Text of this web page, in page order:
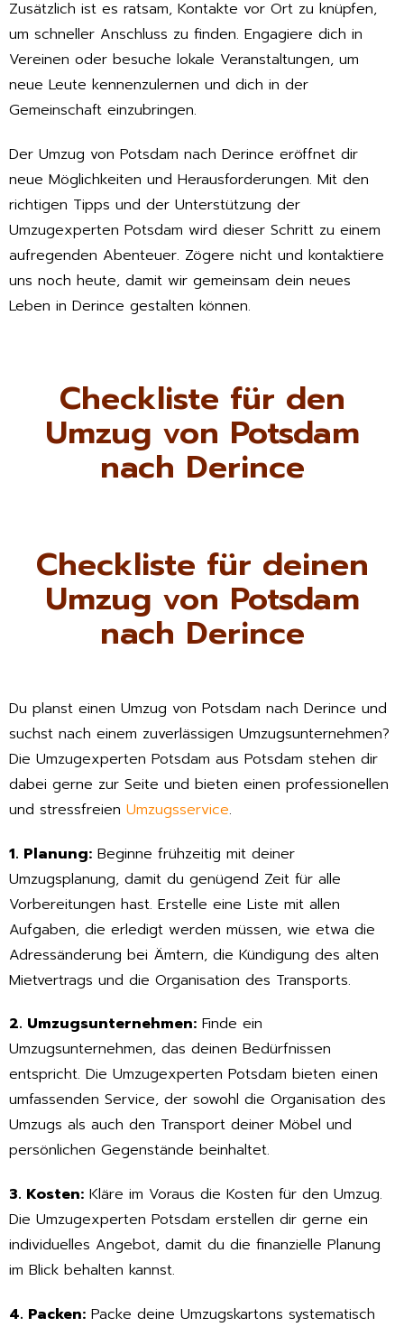
Zusätzlich ist es ratsam, Kontakte vor Ort zu knüpfen,
um schneller Anschluss zu finden. Engagiere dich in
Vereinen oder besuche lokale Veranstaltungen, um
neue Leute kennenzulernen und dich in der
Gemeinschaft einzubringen.
Der Umzug von Potsdam nach Derince eröffnet dir
neue Möglichkeiten und Herausforderungen. Mit den
richtigen Tipps und der Unterstützung der
Umzugexperten Potsdam wird dieser Schritt zu einem
aufregenden Abenteuer. Zögere nicht und kontaktiere
uns noch heute, damit wir gemeinsam dein neues
Leben in Derince gestalten können.
Checkliste für den
Umzug von Potsdam
nach Derince
Checkliste für deinen
Umzug von Potsdam
nach Derince
Du planst einen Umzug von Potsdam nach Derince und
suchst nach einem zuverlässigen Umzugsunternehmen?
Die Umzugexperten Potsdam aus Potsdam stehen dir
dabei gerne zur Seite und bieten einen professionellen
und stressfreien Umzugsservice.
1. Planung: Beginne frühzeitig mit deiner
Umzugsplanung, damit du genügend Zeit für alle
Vorbereitungen hast. Erstelle eine Liste mit allen
Aufgaben, die erledigt werden müssen, wie etwa die
Adressänderung bei Ämtern, die Kündigung des alten
Mietvertrags und die Organisation des Transports.
2. Umzugsunternehmen: Finde ein
Umzugsunternehmen, das deinen Bedürfnissen
entspricht. Die Umzugexperten Potsdam bieten einen
umfassenden Service, der sowohl die Organisation des
Umzugs als auch den Transport deiner Möbel und
persönlichen Gegenstände beinhaltet.
3. Kosten: Kläre im Voraus die Kosten für den Umzug.
Die Umzugexperten Potsdam erstellen dir gerne ein
individuelles Angebot, damit du die finanzielle Planung
im Blick behalten kannst.
4. Packen: Packe deine Umzugskartons systematisch